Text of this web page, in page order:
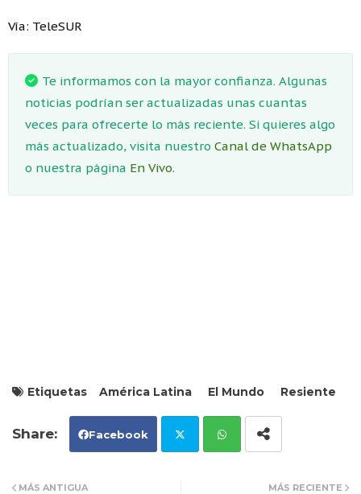
Vía: TeleSUR
Te informamos con la mayor confianza. Algunas
noticias podrían ser actualizadas unas cuantas
veces para ofrecerte lo más reciente. Si quieres algo
más actualizado, visita nuestro Canal de WhatsApp
o nuestra página En Vivo.
Etiquetas América Latina El Mundo Resiente
Facebook
MÁS RECIENTE
MÁS ANTIGUA